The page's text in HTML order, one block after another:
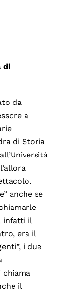
di
da
a
di Storia
anche se
infatti il
era il
i due
chiama
il